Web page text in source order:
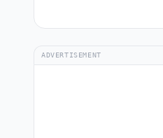
ADVERTISEMENT